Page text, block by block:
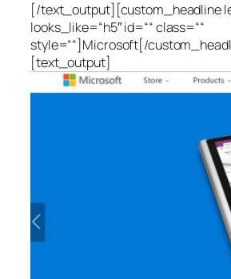
[/text_output][custom_headline
looks_like=“h5″ id=““ class=““
style=““]Microsoft[/
[text_output]